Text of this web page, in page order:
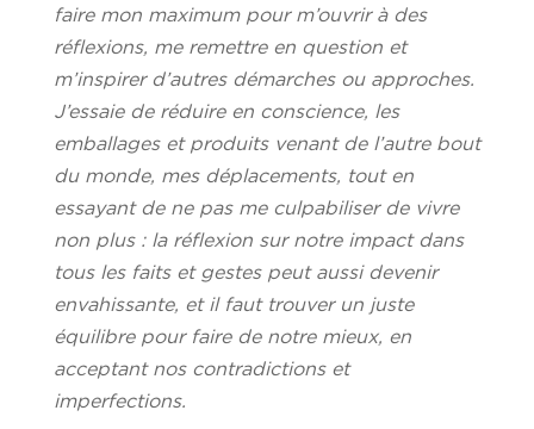
faire mon maximum pour m’ouvrir à des
réflexions, me remettre en question et
m’inspirer d’autres démarches ou approches.
J’essaie de réduire en conscience, les
emballages et produits venant de l’autre bout
du monde, mes déplacements, tout en
essayant de ne pas me culpabiliser de vivre
non plus : la réflexion sur notre impact dans
tous les faits et gestes peut aussi devenir
envahissante, et il faut trouver un juste
équilibre pour faire de notre mieux, en
acceptant nos contradictions et
imperfections.